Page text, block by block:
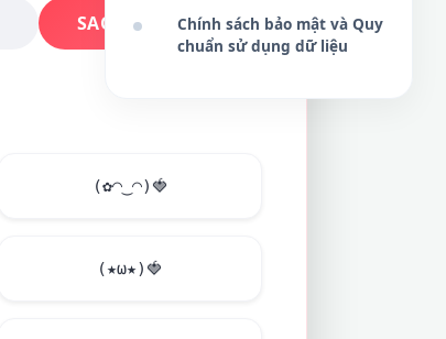
SAO CHÉP NGAY
(✿◠‿◠) 🍓
(★ω★) 🍓
Chính sách bảo mật và Quy
chuẩn sử dụng dữ liệu